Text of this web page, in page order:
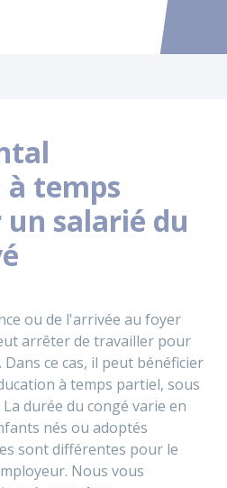
Accéder
temps
salarié du
ou de l'arrivée au foyer
arrêter de travailler pour
ce cas, il peut bénéficier
à temps partiel, sous
durée du congé varie en
nés ou adoptés
sont différentes pour le
Nous vous